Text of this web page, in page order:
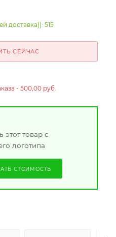
доставка)): 515
СЕЙЧАС
- 500,00 руб.
этот товар с
логотипа
СТОИМОСТЬ